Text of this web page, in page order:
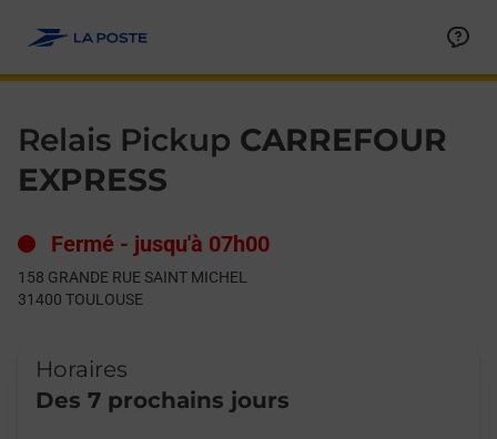
Relais Pickup CARREFOUR
EXPRESS
Fermé - jusqu'à 07h00
158 GRANDE RUE SAINT MICHEL
31400 TOULOUSE
Horaires
Des 7 prochains jours